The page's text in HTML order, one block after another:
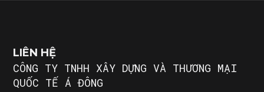
LIÊN HỆ
CÔNG TY TNHH XÂY DỰNG VÀ THƯƠNG MẠI
QUỐC TẾ Á ĐÔNG